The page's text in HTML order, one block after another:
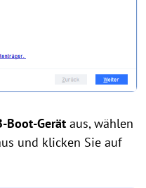
Boot-Gerät aus, wählen
und klicken Sie auf